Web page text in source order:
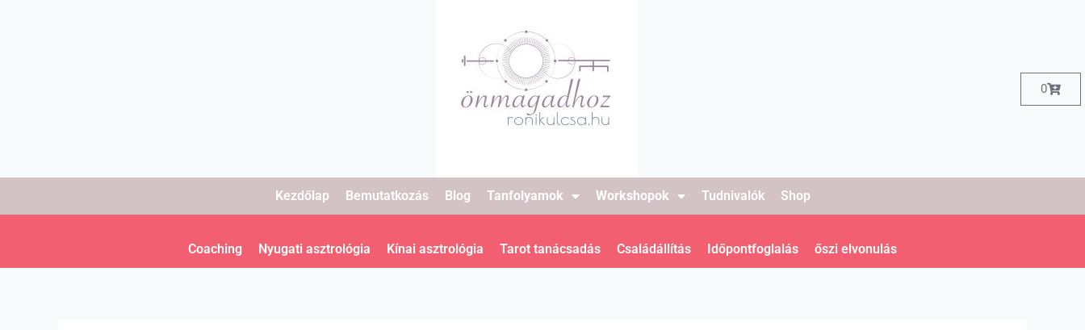
0
Kosár
Kezdőlap Bemutatkozás Blog Tanfolyamok Workshopok Tudnivalók Shop
Coaching Nyugati asztrológia Kínai asztrológia Tarot tanácsadás Családállítás Időpontfoglalás őszi elvonulás